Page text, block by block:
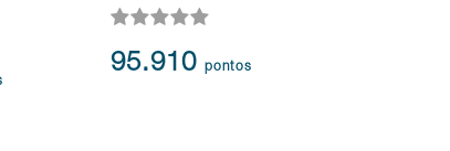
95.910pontos